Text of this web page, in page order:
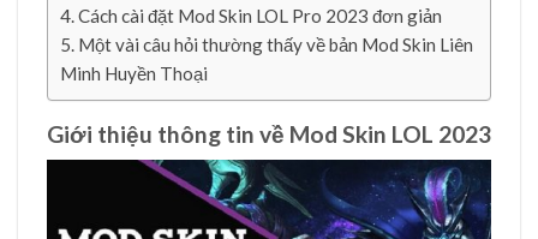
Cách cài đặt Mod Skin LOL Pro 2023 đơn giản
Một vài câu hỏi thường thấy về bản Mod Skin Liên
Minh Huyền Thoại
Giới thiệu thông tin về Mod Skin LOL 2023